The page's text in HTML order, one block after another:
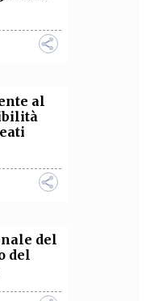
al
del
del